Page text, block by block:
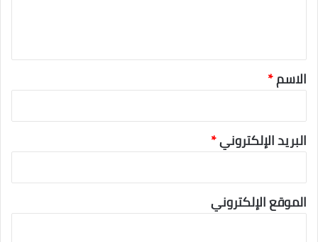
الاسم*
البريد الإلكتروني*
الموقع الإلكتروني